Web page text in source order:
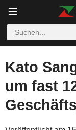
Kato
um fast